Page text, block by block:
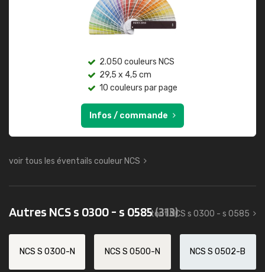
2.050 couleurs NCS
29,5 x 4,5 cm
10 couleurs par page
Infos / commande
voir tous les éventails couleur NCS
Autres NCS s 0300 - s 0585(313)
tout NCS s 0300 - s 0585
NCS S 0300-N NCS S 0500-N NCS S 0502-B